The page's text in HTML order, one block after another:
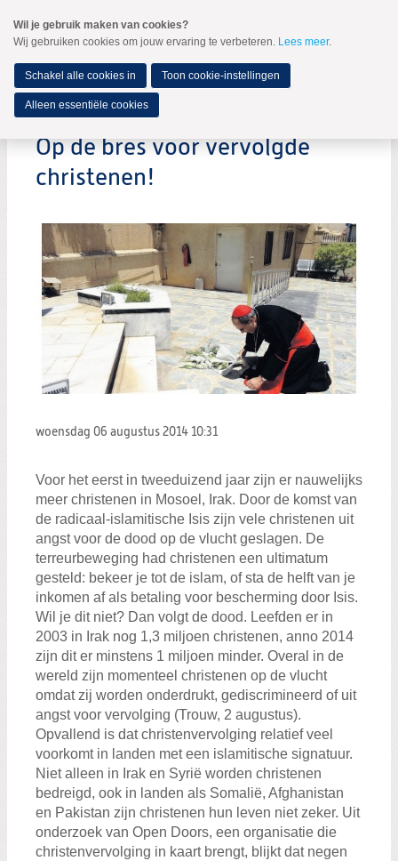
naar
Spring
de
inhoud
Spring
naar
hoofdmenu
MENU
Op de bres voor vervolgde
christenen!
woensdag 06 augustus 2014 10:31
Voor het eerst in tweeduizend jaar zijn er nauwelijks
meer christenen in Mosoel, Irak. Door de komst van
de radicaal-islamitische Isis zijn vele christenen uit
angst voor de dood op de vlucht geslagen. De
terreurbeweging had christenen een ultimatum
gesteld: bekeer je tot de islam, of sta de helft van je
inkomen af als betaling voor bescherming door Isis.
Wil je dit niet? Dan volgt de dood. Leefden er in
2003 in Irak nog 1,3 miljoen christenen, anno 2014
zijn dit er minstens 1 miljoen minder. Overal in de
wereld zijn momenteel christenen op de vlucht
omdat zij worden onderdrukt, gediscrimineerd of uit
angst voor vervolging (Trouw, 2 augustus).
Opvallend is dat christenvervolging relatief veel
voorkomt in landen met een islamitische signatuur.
Niet alleen in Irak en Syrië worden christenen
bedreigd, ook in landen als Somalië, Afghanistan
en Pakistan zijn christenen hun leven niet zeker. Uit
onderzoek van Open Doors, een organisatie die
christenvervolging in kaart brengt, blijkt dat negen
Wil je gebruik maken van cookies?
Wij gebruiken cookies om jouw ervaring te verbeteren. Lees meer.
Schakel alle cookies in Toon cookie-instellingen
Alleen essentiële cookies